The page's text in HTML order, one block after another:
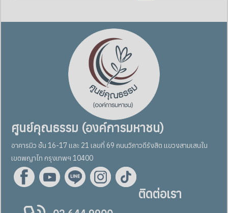
ศูนย์คุณธรรม (องค์การมหาชน)
อาคารมิว ชั้น 16-17 และ 21 เลขที่ 69 ถนนวิภาวดีรังสิต แขวงสามเสนใน
เขตพญาไท กรุงเทพฯ 10400
ติดต่อเรา